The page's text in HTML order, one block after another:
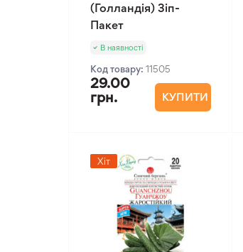
(Голландія) Зіп-
Пакет
В наявності
Код товару: 11505
29.00
грн.
КУПИТИ
Хіт